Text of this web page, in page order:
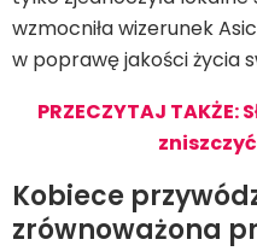
wzmocniła wizerunek
w poprawę jakości życia
PRZECZYTAJ TAKŻE:
Kobiece
zrównoważona